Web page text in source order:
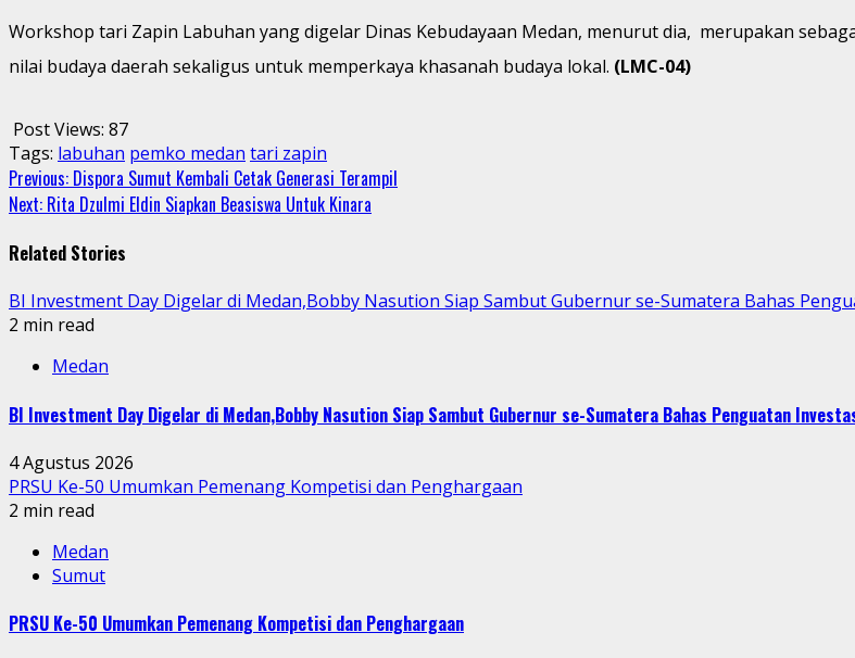
Workshop tari Zapin Labuhan yang digelar Dinas Kebudayaan Medan, menurut dia, merupakan
nilai budaya daerah sekaligus untuk memperkaya khasanah budaya lokal. (LMC-04)
Post Views: 87
Tags: labuhan pemko medan tari zapin
Continue
Reading
Previous: Dispora Sumut Kembali Cetak Generasi Terampil
Next: Rita Dzulmi Eldin Siapkan Beasiswa Untuk Kinara
Related Stories
BI Investment Day Digelar di Medan,Bobby Nasution Siap Sambut Gubernur se-Sumatera Bahas
2 min read
Medan
BI Investment Day Digelar di Medan,Bobby Nasution Siap Sambut Gubernur se-Sumatera Bahas Penguatan
4 Agustus 2026
PRSU Ke-50 Umumkan Pemenang Kompetisi dan Penghargaan
2 min read
Medan
Sumut
PRSU Ke-50 Umumkan Pemenang Kompetisi dan Penghargaan